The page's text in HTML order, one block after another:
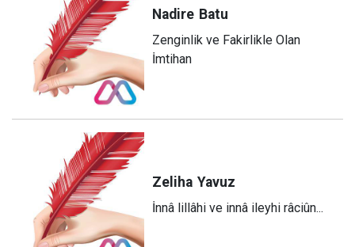
Nadire Batu
Zenginlik ve Fakirlikle Olan
İmtihan
Zeliha Yavuz
​İnnâ lillâhi ve innâ ileyhi râciûn...